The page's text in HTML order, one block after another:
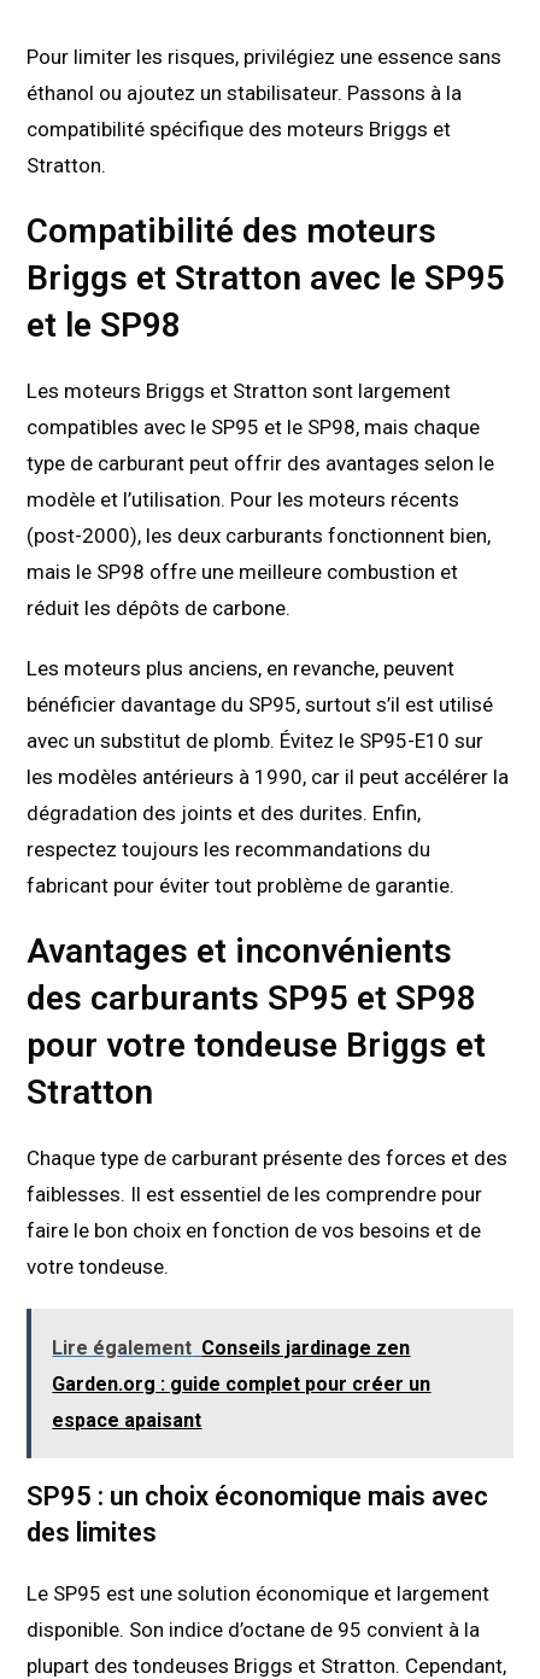
Pour limiter les risques, privilégiez une essence sans
éthanol ou ajoutez un stabilisateur. Passons à la
compatibilité spécifique des moteurs Briggs et
Stratton.
Compatibilité des moteurs
Briggs et Stratton avec le SP95
et le SP98
Les moteurs Briggs et Stratton sont largement
compatibles avec le SP95 et le SP98, mais chaque
type de carburant peut offrir des avantages selon le
modèle et l’utilisation. Pour les moteurs récents
(post-2000), les deux carburants fonctionnent bien,
mais le SP98 offre une meilleure combustion et
réduit les dépôts de carbone.
Les moteurs plus anciens, en revanche, peuvent
bénéficier davantage du SP95, surtout s’il est utilisé
avec un substitut de plomb. Évitez le SP95-E10 sur
les modèles antérieurs à 1990, car il peut accélérer la
dégradation des joints et des durites. Enfin,
respectez toujours les recommandations du
fabricant pour éviter tout problème de garantie.
Avantages et inconvénients
des carburants SP95 et SP98
pour votre tondeuse Briggs et
Stratton
Chaque type de carburant présente des forces et des
faiblesses. Il est essentiel de les comprendre pour
faire le bon choix en fonction de vos besoins et de
votre tondeuse.
Lire également Conseils jardinage zen
Garden.org : guide complet pour créer un
espace apaisant
SP95 : un choix économique mais avec
des limites
Le SP95 est une solution économique et largement
disponible. Son indice d’octane de 95 convient à la
plupart des tondeuses Briggs et Stratton. Cependant,